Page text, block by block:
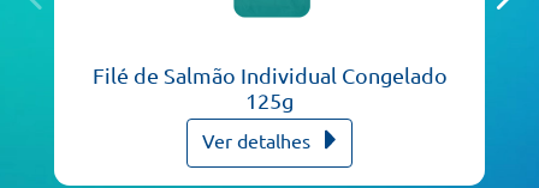
Filé de Salmão Individual Congelado
125g
Ver detalhes